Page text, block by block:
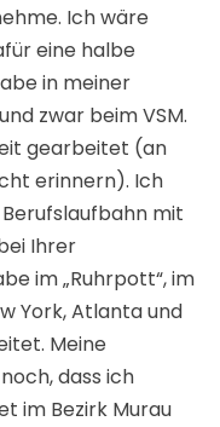
Ich wäre
eine halbe
in meiner
zwar beim VSM.
gearbeitet (an
erinnern). Ich
mit
Ihrer
im „Ruhrpott“, im
York, Atlanta und
Meine
dass ich
im Bezirk Murau